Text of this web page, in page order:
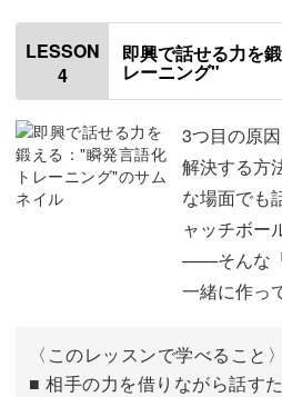
録音して練習する方法や、AIを
ご紹介します！
即興チャレンジに聴く力の鍛え
瞬発言語化にアプローチ。
ひとりで学んでいる孤独感もな
果が見えてくる内容になってい
使用道具
言語化メモを使って伝える
ハンバーガーを作る （PREP
できごとをはめ込んでハンバ
実務・説明シーンへの展開
1分PREP音声を録って聞いてみ
LESSON
4
即興で話せる力を
レーニング"
3つ目の原
解決する方
な場面でも
ャッチボー
——そんな
一緒に作っ
〈このレッスンで学べること〉
■ 相手の力を借りながら話す